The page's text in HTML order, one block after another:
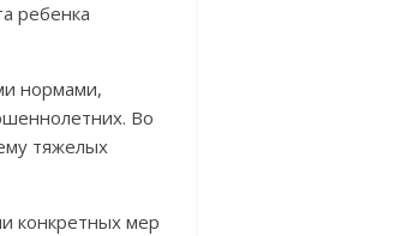
ребенка
нормами,
Во
тяжелых
конкретных мер